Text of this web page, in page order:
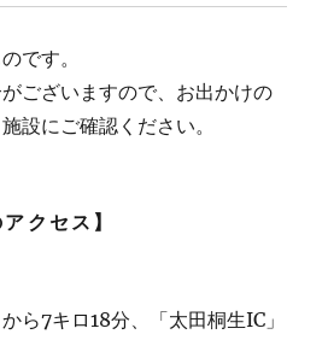
です。
ございますので、お出かけの
設にご確認ください。
クセス】
ら7キロ18分、「太田桐生IC」